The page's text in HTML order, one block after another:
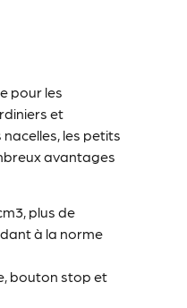
pour les
et
les petits
avantages
plus de
à la norme
bouton stop et